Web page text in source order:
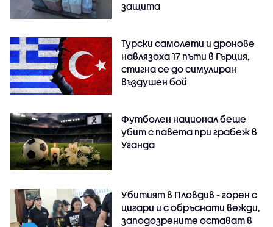
защита
Турски самолети и дронове
навлязоха 17 пъти в Гърция,
стигна се до симулиран
въздушен бой
Футболен национал беше
убит с павета при грабеж в
Уганда
Убитият в Пловдив - горен с
цигари и с обръснати вежди,
заподозрените остават в